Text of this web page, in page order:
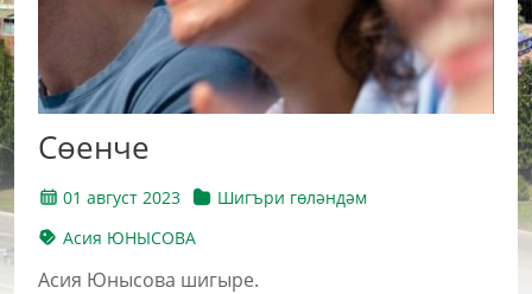
Сөенче
01 август 2023
Шигъри гөләндәм
Асия ЮНЫСОВА
Асия Юнысова шигыре.